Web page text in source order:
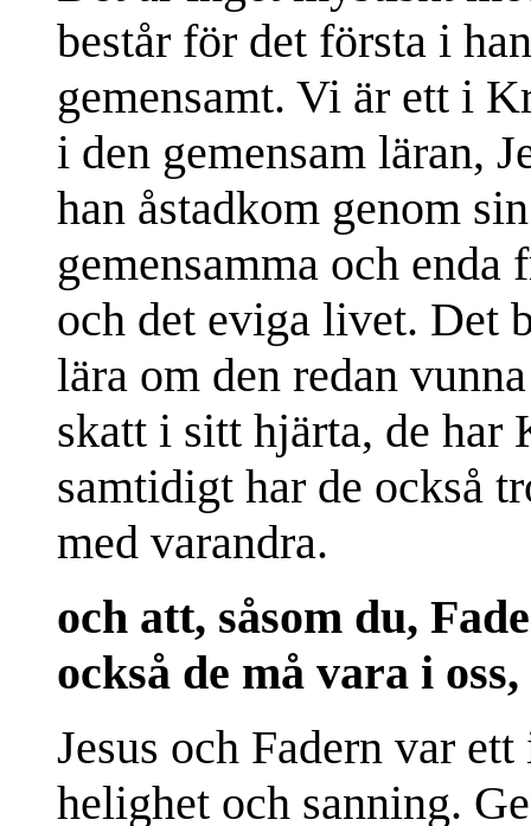
består för det första i
gemensamt. Vi är ett i
i den gemensam läran,
han åstadkom genom
gemensamma och
och det eviga livet. Det
lära om den redan
skatt i sitt hjärta, de har
samtidigt har de också
med varandra.
och att, såsom du,
också de må vara i oss,
Jesus och Fadern var
helighet och sanning.